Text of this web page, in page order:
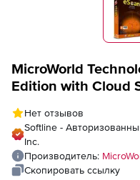
MicroWorld
Edition with Cloud
академических
Нет отзывов
Softline -
Inc.
Производитель:
Скопировать ссылку